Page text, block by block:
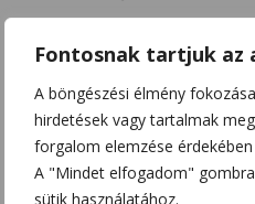
Fontosnak tartjuk az
A böngészési élmény
hirdetések vagy tartalmak
forgalom elemzése
A "Mindet elfogadom"
sütik használatához.